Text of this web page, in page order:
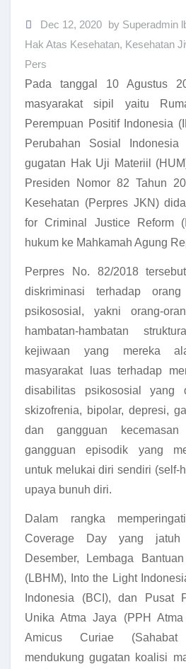
Dec 12, 2020 by Superadmin
Hak Atas Kesehatan, Kesehatan
Pers
Pada tanggal 10 Agustus
masyarakat sipil yaitu
Perempuan Positif Indonesia
Perubahan Sosial Indonesia
gugatan Hak Uji Materiil
Presiden Nomor 82 Tahun
Kesehatan (Perpres JKN)
for Criminal Justice Reform
hukum ke Mahkamah Agung
Perpres No. 82/2018
diskriminasi terhadap
psikososial, yakni orang-
hambatan-hambatan
kejiwaan yang mereka
masyarakat luas terhadap
disabilitas psikososial yang
skizofrenia, bipolar, depresi,
dan gangguan kecemasan
gangguan episodik yang
untuk melukai diri sendiri (self-
upaya bunuh diri.
Dalam rangka
Coverage Day yang
Desember, Lembaga
(LBHM), Into the Light
Indonesia (BCI), dan Pusat
Unika Atma Jaya (PPH Atma
Amicus Curiae
mendukung gugatan koalisi